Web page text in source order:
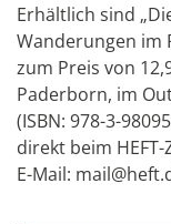
Erhältlich sind
Wanderungen im
zum Preis von
Paderborn, im
(ISBN: 978-3-
direkt beim
E-Mail: